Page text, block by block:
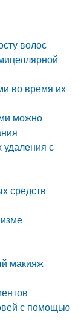
волос
во время их
можно
удаления с
средств
макияж
с помощью